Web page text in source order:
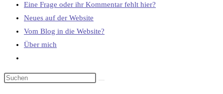
Eine Frage oder ihr Kommentar fehlt hier?
Neues auf der Website
Vom Blog in die Website?
Über mich
umschalten